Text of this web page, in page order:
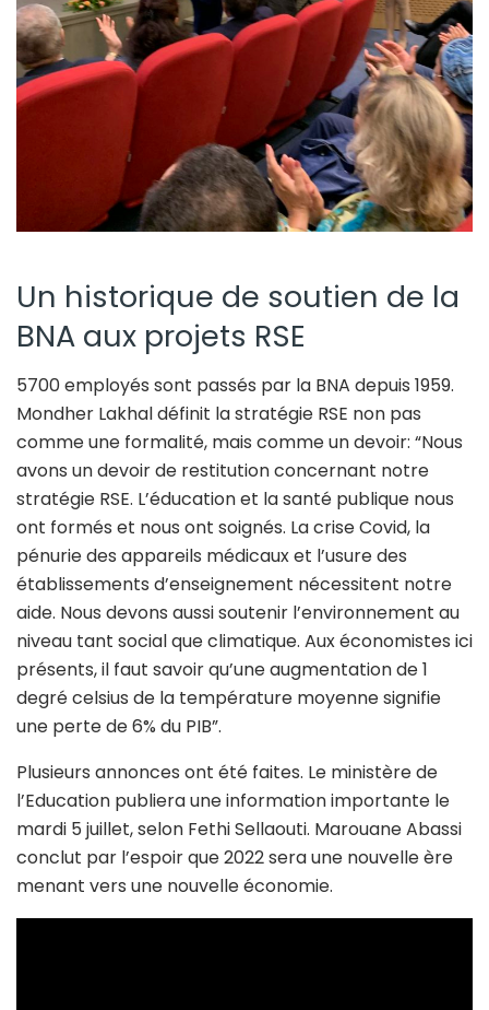
Un historique de soutien de la
BNA aux projets RSE
5700 employés sont passés par la BNA depuis 1959.
Mondher Lakhal définit la stratégie RSE non pas
comme une formalité, mais comme un devoir: “Nous
avons un devoir de restitution concernant notre
stratégie RSE. L’éducation et la santé publique nous
ont formés et nous ont soignés. La crise Covid, la
pénurie des appareils médicaux et l’usure des
établissements d’enseignement nécessitent notre
aide. Nous devons aussi soutenir l’environnement au
niveau tant social que climatique. Aux économistes ici
présents, il faut savoir qu’une augmentation de 1
degré celsius de la température moyenne signifie
une perte de 6% du PIB”.
Plusieurs annonces ont été faites. Le ministère de
l’Education publiera une information importante le
mardi 5 juillet, selon Fethi Sellaouti. Marouane Abassi
conclut par l’espoir que 2022 sera une nouvelle ère
menant vers une nouvelle économie.